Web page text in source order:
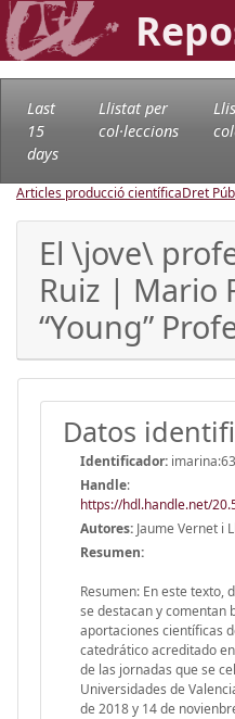
Last
15
days
Llistat per
col·leccions
Articles producció científicaDret
El \jove\
Ruiz | Mario
“Young”
Datos
Identificador:
Handle:
https://hdl.handle.net/
Autores: Jaume Vernet i
Resumen:
Resumen: En este texto,
se destacan y comentan
aportaciones científicas
catedrático acreditado
de las jornadas que se
Universidades de
de 2018 y 14 de